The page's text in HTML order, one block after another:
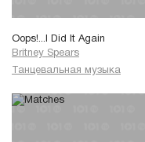
Oops!...I Did It Again
Britney Spears
Танцевальная музыка